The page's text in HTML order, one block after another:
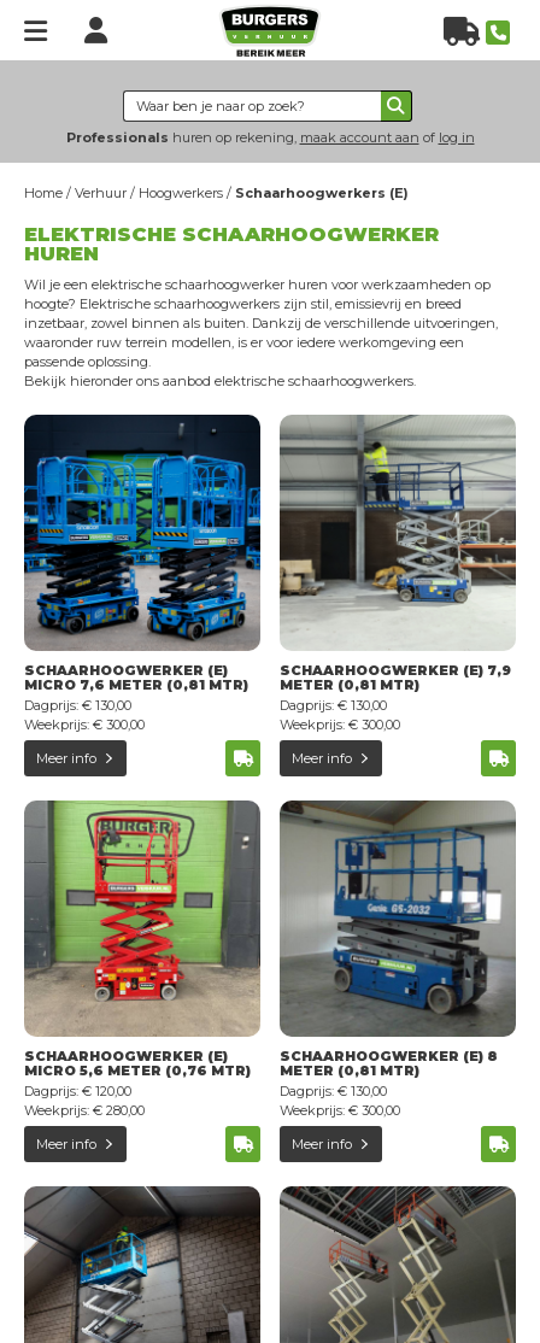
Verhuur
Hoogwerkers
Heftrucks
Verreikers
Grondverzet
Energie & verlichting
Hijs- & heftechniek
Bouwplaatsinrichting
Nieuws
Over
ons
Over Burgers Verhuur
Transportservice
Onderhoud & keuring
24/7 Servicedienst
Training
Projecten
Vacatures
Certificeringen
Erkend leerbedrijf
Duurzaam ondernemen
Short Lease
Contact
Professionals huren op rekening, maak account aan of log in
Home / Verhuur / Hoogwerkers / Schaarhoogwerkers (E)
ELEKTRISCHE SCHAARHOOGWERKER
HUREN
Wil je een elektrische schaarhoogwerker huren voor werkzaamheden op
hoogte? Elektrische schaarhoogwerkers zijn stil, emissievrij en breed
inzetbaar, zowel binnen als buiten. Dankzij de verschillende uitvoeringen,
waaronder ruw terrein modellen, is er voor iedere werkomgeving een
passende oplossing.
Bekijk hieronder ons aanbod elektrische schaarhoogwerkers.
SCHAARHOOGWERKER (E)
MICRO 7,6 METER (0,81 MTR)
Dagprijs: € 130,00
Weekprijs: € 300,00
Meer info
SCHAARHOOGWERKER (E) 7,9
METER (0,81 MTR)
Dagprijs: € 130,00
Weekprijs: € 300,00
Meer info
SCHAARHOOGWERKER (E)
MICRO 5,6 METER (0,76 MTR)
Dagprijs: € 120,00
Weekprijs: € 280,00
Meer info
SCHAARHOOGWERKER (E) 8
METER (0,81 MTR)
Dagprijs: € 130,00
Weekprijs: € 300,00
Meer info